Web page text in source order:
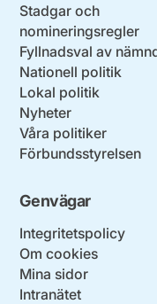
Stadgar och
nomineringsregler
Fyllnadsval av
Nationell politik
Lokal politik
Nyheter
Våra politiker
Förbundsstyrelsen
Genvägar
Integritetspolicy
Om cookies
Mina sidor
Intranätet